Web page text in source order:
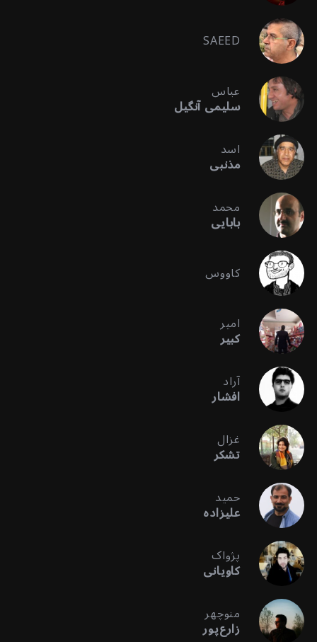
SAEED
عباس
سلیمی آنگیل
اسد
مذنبی
محمد
بابایی
کاووس
امیر
کبیر
آراد
افشار
غزال
تشکر
حمید
علیزاده
پژواک
کاویانی
منوچهر
زارع‌پور